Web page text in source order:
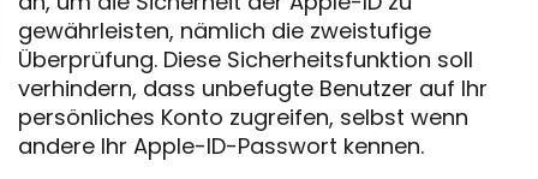
gewährleisten, nämlich die zweistufige
Überprüfung. Diese Sicherheitsfunktion soll
verhindern, dass unbefugte Benutzer auf Ihr
persönliches Konto zugreifen, selbst wenn
andere Ihr Apple-ID-Passwort kennen.